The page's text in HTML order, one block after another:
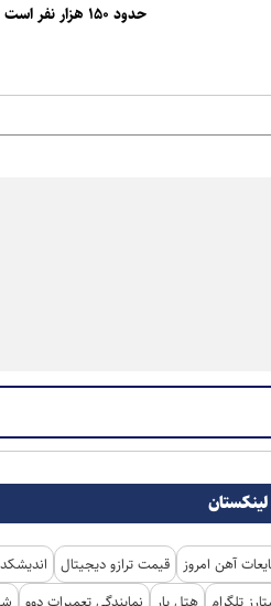
حدود ۱۵۰ هزار نفر است
لینکستان
آهن امروز قیمت ترازو دیجیتال
تلگرام هتل یار نمایندگی تعمیرات دوو